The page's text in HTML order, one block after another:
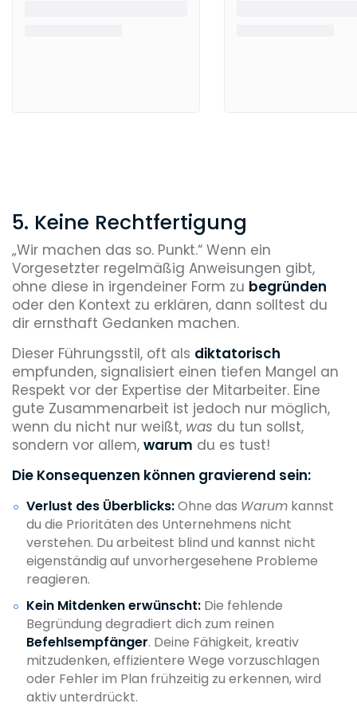
5. Keine Rechtfertigung
„Wir machen das so. Punkt.“ Wenn ein
Vorgesetzter regelmäßig Anweisungen gibt,
ohne diese in irgendeiner Form zu begründen
oder den Kontext zu erklären, dann solltest du
dir ernsthaft Gedanken machen.
Dieser Führungsstil, oft als diktatorisch
empfunden, signalisiert einen tiefen Mangel an
Respekt vor der Expertise der Mitarbeiter. Eine
gute Zusammenarbeit ist jedoch nur möglich,
wenn du nicht nur weißt, was du tun sollst,
sondern vor allem, warum du es tust!
Die Konsequenzen können gravierend sein:
Verlust des Überblicks:Ohne das Warum kannst
du die Prioritäten des Unternehmens nicht
verstehen. Du arbeitest blind und kannst nicht
eigenständig auf unvorhergesehene Probleme
reagieren.
Kein Mitdenken erwünscht: Die fehlende
Begründung degradiert dich zum reinen
Befehlsempfänger. Deine Fähigkeit, kreativ
mitzudenken, effizientere Wege vorzuschlagen
oder Fehler im Plan frühzeitig zu erkennen, wird
aktiv unterdrückt.